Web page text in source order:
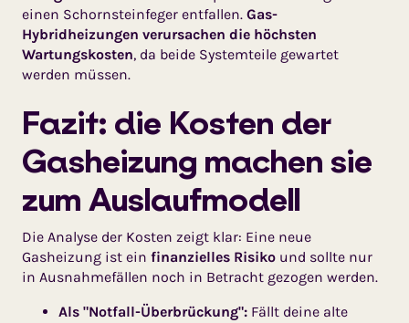
einen Schornsteinfeger entfallen. Gas-
Hybridheizungen verursachen die höchsten
Wartungskosten, da beide Systemteile gewartet
werden müssen.
Fazit: die Kosten der
Gasheizung machen sie
zum Auslaufmodell
Die Analyse der Kosten zeigt klar: Eine neue
Gasheizung ist ein finan­zielles Risiko und sollte nur
in Ausnahmefällen noch in Betracht gezogen werden.
Als "Notfall-Überbrückung": Fällt deine alte